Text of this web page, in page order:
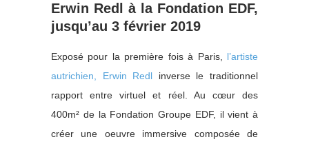
Erwin Redl à la Fondation EDF,
jusqu’au 3 février 2019
Exposé pour la première fois à Paris, l’artiste
autrichien, Erwin Redl inverse le traditionnel
rapport entre virtuel et réel. Au cœur des
400m² de la Fondation Groupe EDF, il vient à
créer une oeuvre immersive composée de